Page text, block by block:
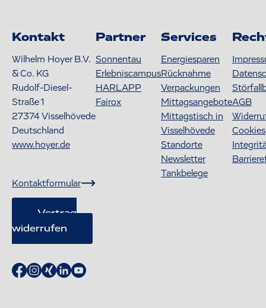
Kontakt
Wilhelm Hoyer B.V.
& Co. KG
Rudolf-Diesel-
Straße 1
27374Visselhövede
Deutschland
www.hoyer.de
Kontaktformular
Vertrag
widerrufen
Partner
Sonnentau
Erlebniscampus
HARLAPP
Fairox
Services
Energiesparen
Rücknahme
Verpackungen
Mittagsangebote
Mittagstisch in
Visselhövede
Standorte
Newsletter
Tankbelege
AGB
Cookies